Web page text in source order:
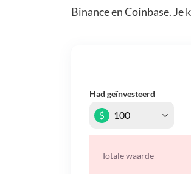
Binance en Coinbase.
Had geïnvesteerd
$
Totale waarde